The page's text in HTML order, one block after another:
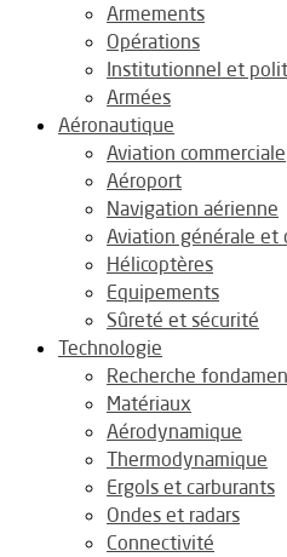
Armements
Opérations
Institutionnel et
Armées
Aéronautique
Aviation commerciale
Aéroport
Navigation aérienne
Aviation générale et
Hélicoptères
Equipements
Sûreté et sécurité
Technologie
Recherche
Matériaux
Aérodynamique
Thermodynamique
Ergols et carburants
Ondes et radars
Connectivité